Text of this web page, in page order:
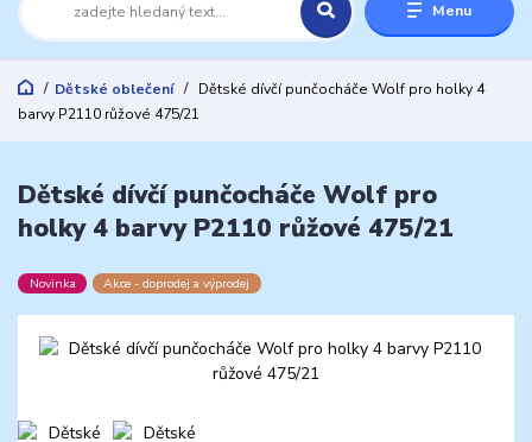
Menu
Dětské oblečení
Dětské dívčí punčocháče Wolf pro holky 4
barvy P2110 růžové 475/21
Dětské dívčí punčocháče Wolf pro
holky 4 barvy P2110 růžové 475/21
Novinka Akce - doprodej a výprodej